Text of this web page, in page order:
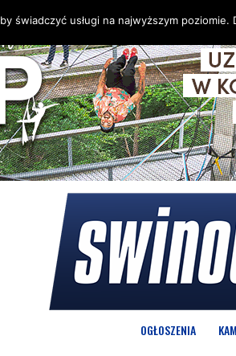
OGŁOSZENIA
świadczyć usługi na najwyższym